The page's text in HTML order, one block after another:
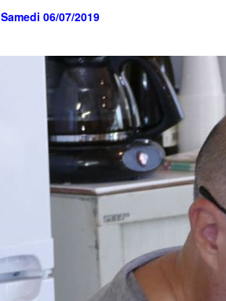
Samedi 06/07/2019